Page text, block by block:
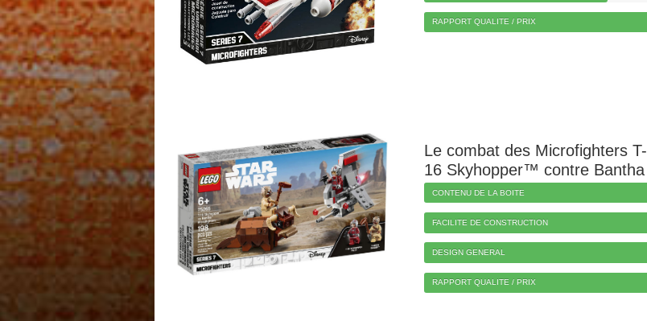
RAPPORT QUALITE / PRIX
Le combat des Microfighters T-
16 Skyhopper™ contre Bantha
CONTENU DE LA BOITE
FACILITE DE CONSTRUCTION
DESIGN GENERAL
RAPPORT QUALITE / PRIX